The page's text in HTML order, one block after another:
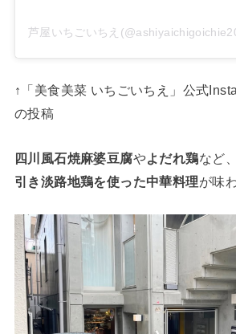
↑「美食美菜 いちごいちえ」公式
の投稿
四川風石焼麻婆豆腐やよだれ鶏など、
引き淡路地鶏を使った中華料理が味